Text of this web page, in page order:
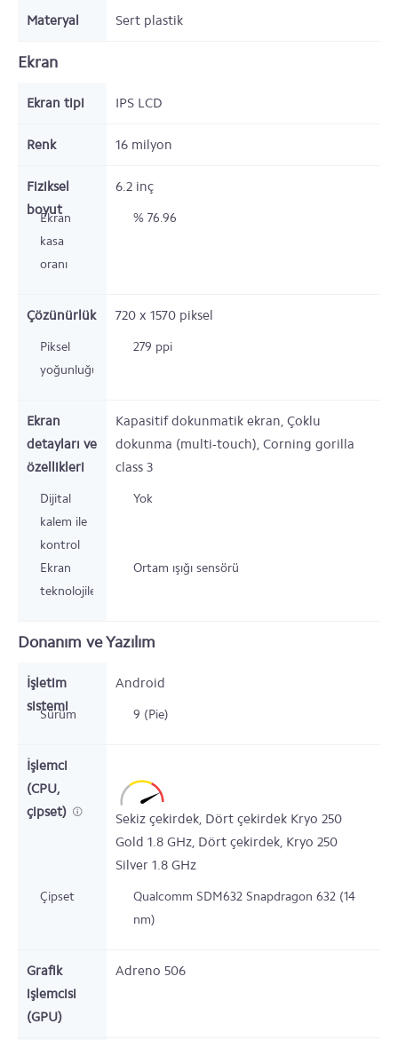
Materyal Sert plastik
Ekran
Ekran tipi IPS LCD
Renk 16 milyon
Fiziksel
boyut
6.2 inç
Ekran
kasa
oranı
% 76.96
Çözünürlük 720 x 1570 piksel
Piksel
yoğunluğu
279 ppi
Ekran
detayları ve
özellikleri
Kapasitif dokunmatik ekran, Çoklu
dokunma (multi-touch), Corning gorilla
class 3
Dijital
kalem ile
kontrol
Yok
Ekran
teknolojileri
Ortam ışığı sensörü
Donanım ve Yazılım
İşletim
sistemi
Android
Sürüm 9 (Pie)
İşlemci
(CPU,
çipset)
Sekiz çekirdek, Dört çekirdek Kryo 250
Gold 1.8 GHz, Dört çekirdek, Kryo 250
Silver 1.8 GHz
Çipset
Qualcomm SDM632 Snapdragon 632 (14
nm)
Grafik
işlemcisi
(GPU)
Adreno 506